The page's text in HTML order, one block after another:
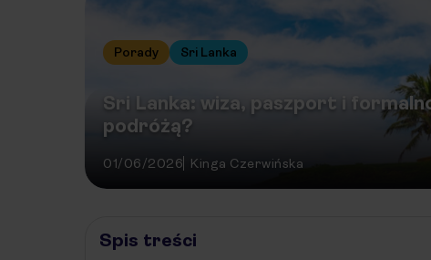
Porady Sri Lanka
Sri Lanka: wiza, paszport i
podróżą?
01/06/2026 Kinga Czerwińska
Spis treści